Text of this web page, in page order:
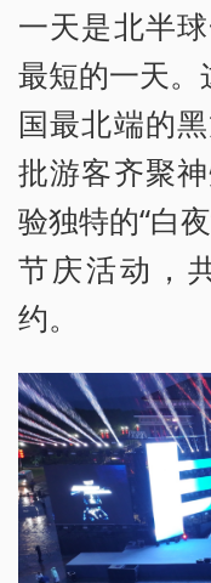
一天是北半
最短的一天。
国最北端的
批游客齐聚
验独特的“白
节庆活动，
约。